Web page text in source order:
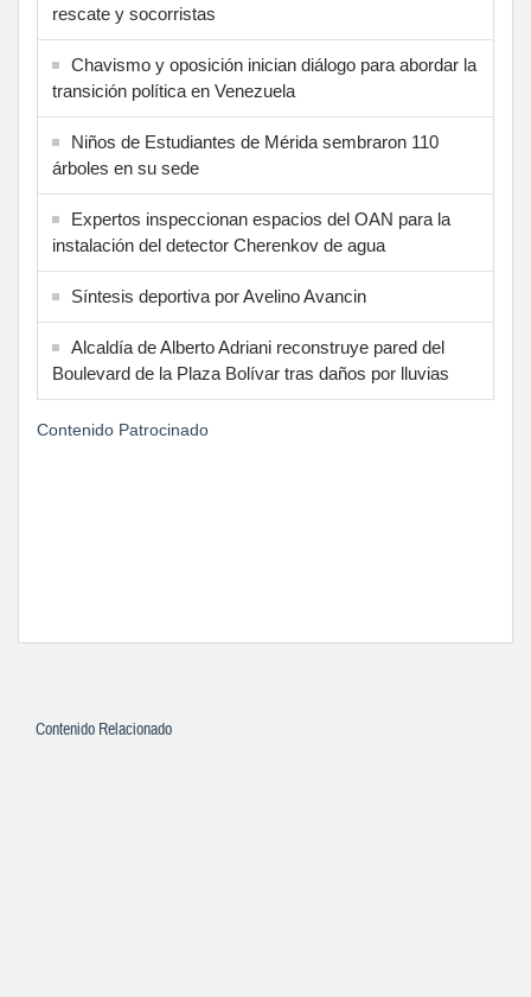
rescate y socorristas
Chavismo y oposición inician diálogo para abordar la
transición política en Venezuela
Niños de Estudiantes de Mérida sembraron 110
árboles en su sede
Expertos inspeccionan espacios del OAN para la
instalación del detector Cherenkov de agua
Síntesis deportiva por Avelino Avancin
Alcaldía de Alberto Adriani reconstruye pared del
Boulevard de la Plaza Bolívar tras daños por lluvias
Contenido Patrocinado
Contenido Relacionado